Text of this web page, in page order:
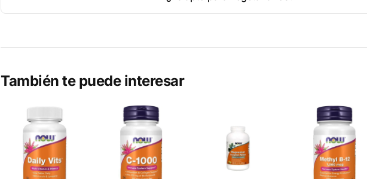
También te puede interesar